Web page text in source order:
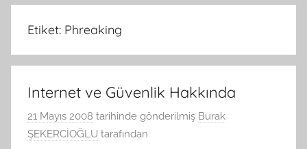
Etiket: Phreaking
Internet ve Güvenlik Hakkında
21 Mayıs 2008 tarihinde gönderilmiş Burak
ŞEKERCİOĞLU tarafından